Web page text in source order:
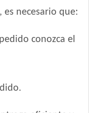
Sabor Cordero
Sabor Pollo
Rosado
es necesario que:
conozca el